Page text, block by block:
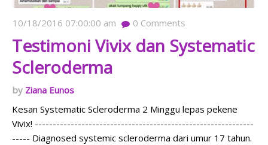
10/18/2016 07:00:00 am 0 Comments
Testimoni Vivix dan Systematic
Scleroderma
Ziana Eunos
Kesan Systematic Scleroderma 2 Minggu lepas pekene
Vivix! -------------------------------------------------------------
----- Diagnosed systemic scleroderma dari umur 17 tahun.